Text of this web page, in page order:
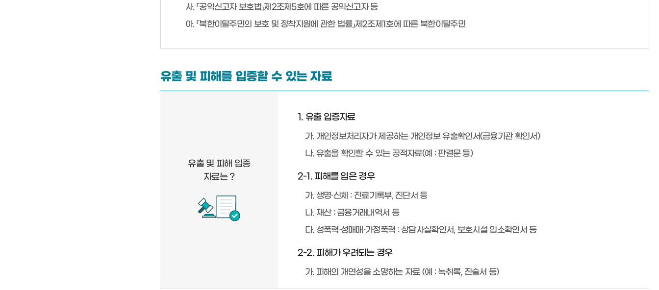
사. 「공익신고자 보호법」제2조제5호에 따른 공익신고자 등
아. 「북한이탈주민의 보호 및 정착지원에 관한 법률」제2조제1호에 따른 북한이탈주민
유출 및 피해를 입증할 수 있는 자료
유출 및 피해 입증
자료는 ?
1. 유출 입증자료
가. 개인정보처리자가 제공하는 개인정보 유출확인서(금융기관 확인서)
나. 유출을 확인할 수 있는 공적자료(예 : 판결문 등)
2-1. 피해를 입은 경우
가. 생명·신체 : 진료기록부, 진단서 등
나. 재산 : 금융거래내역서 등
다. 성폭력·성매매·가정폭력 : 상담사실확인서, 보호시설 입소확인서 등
2-2. 피해가 우려되는 경우
가. 피해의 개연성을 소명하는 자료 (예 : 녹취록, 진술서 등)